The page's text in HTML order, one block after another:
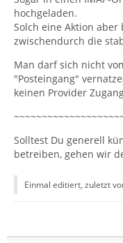
hochgeladen.
Solch eine Aktion
zwischendurch die
Man darf sich nicht
"Posteingang"
keinen Provider
Solltest Du generell
betreiben, gehen wir
Einmal editiert, zuletzt